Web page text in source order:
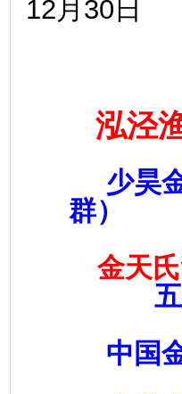
12月 30 日
泓泾
少昊
群）
金天
中国